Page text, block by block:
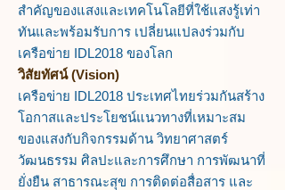
สำคัญของแสงและเทคโนโลยีที่ใช้แสงรู้เท่า
ทันและพร้อมรับการ เปลี่ยนแปลงร่วมกับ
เครือข่าย IDL2018 ของโลก
วิสัยทัศน์ (Vision)
เครือข่าย IDL2018 ประเทศไทยร่วมกันสร้าง
โอกาสและประโยชน์แนวทางที่เหมาะสม
ของแสงกับกิจกรรมด้าน วิทยาศาสตร์
วัฒนธรรม ศิลปะและการศึกษา การพัฒนาที่
ยั่งยืน สาธารณะสุข การติดต่อสื่อสาร และ